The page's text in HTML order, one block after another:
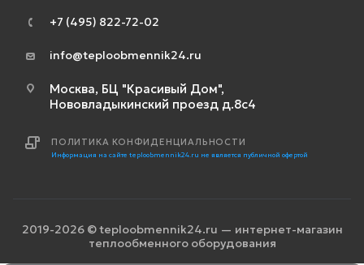
+7 (495) 822-72-02
info@teploobmennik24.ru
Москва, БЦ "Красивый Дом",
Нововладыкинский проезд д.8с4
ПОЛИТИКА КОНФИДЕНЦИАЛЬНОСТИ
Информация на сайте teploobmennik24.ru не является публичной офертой
2019-2026 © teploobmennik24.ru — интернет-магазин
теплообменного оборудования